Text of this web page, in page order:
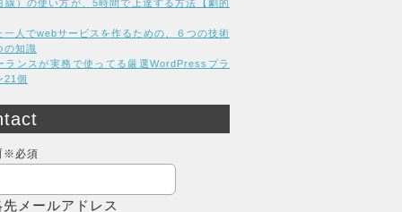
線）の使い方が、5時間で上達する方法【劇的
一人でwebサービスを作るための、６つの技術
の知識
ランスが実務で使ってる厳選WordPressプラ
21個
※必須
先メールアドレス